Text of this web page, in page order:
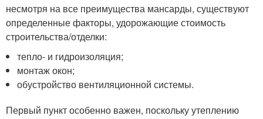
несмотря на все преимущества мансарды, существуют
определенные факторы, удорожающие стоимость
строительства/отделки:
тепло- и гидроизоляция;
монтаж окон;
обустройство вентиляционной системы.
Первый пункт особенно важен, поскольку утеплению